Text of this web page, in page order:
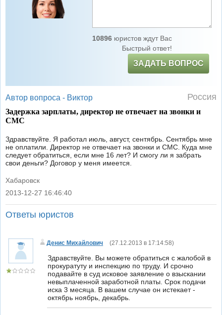
10896юристов ждут Вас
Быстрый ответ!
ЗАДАТЬ ВОПРОС
Автор вопроса - Виктор Россия
Задержка зарплаты, директор не отвечает на звонки и
СМС
Здравствуйте. Я работал июль, август, сентябрь. Сентябрь мне
не оплатили. Директор не отвечает на звонки и СМС. Куда мне
следует обратиться, если мне 16 лет? И смогу ли я забрать
свои деньги? Договор у меня имеется.
Хабаровск
|
2013-12-27 16:46:40
Ответы юристов
Денис Михайлович (27.12.2013 в 17:14:58)
Здравствуйте. Вы можете обратиться с жалобой в
прокуратуту и инспекцию по труду. И срочно
подавайте в суд исковое заявление о взыскании
невыплаченной заработной платы. Срок подачи
иска 3 месяца. В вашем случае он истекает -
октябрь ноябрь, декабрь.